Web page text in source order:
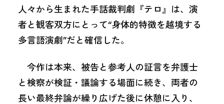
人々から生まれた手話裁判劇『テロ』は、演
者と観客双方にとって“身体的特徴を越境する
多言語演劇”だと確信した。
今作は本来、被告と参考人の証言を弁護士
と検察が検証・議論する場面に続き、両者の
長い最終弁論が繰り広げた後に休憩に入り、